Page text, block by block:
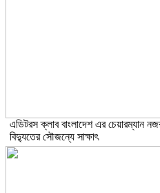
এডিটরস ক্লাব বাংলাদেশ এর চেয়ারম্যান
বিদ্যুতের সৌজন্যে সাক্ষাৎ